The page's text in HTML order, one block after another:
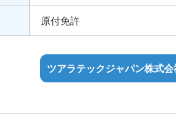
※上記月給には含まず
【賞与】
【諸手当】
原付免許
ツアラテックジャパン株式